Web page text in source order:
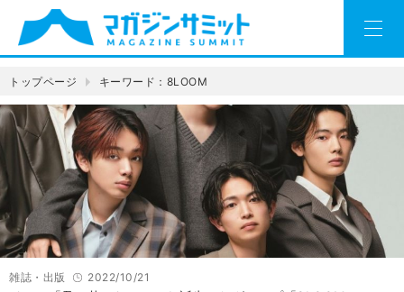
トップページ キーワード：8LOOM
雑誌・出版 2022/10/21